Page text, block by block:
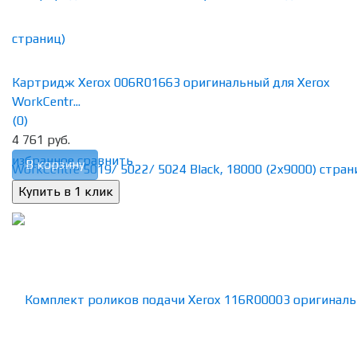
избранное сравнить
Картридж Xerox 006R01663 оригинальный для Xerox
WorkCentr...
(0)
4 761 руб.
В корзину